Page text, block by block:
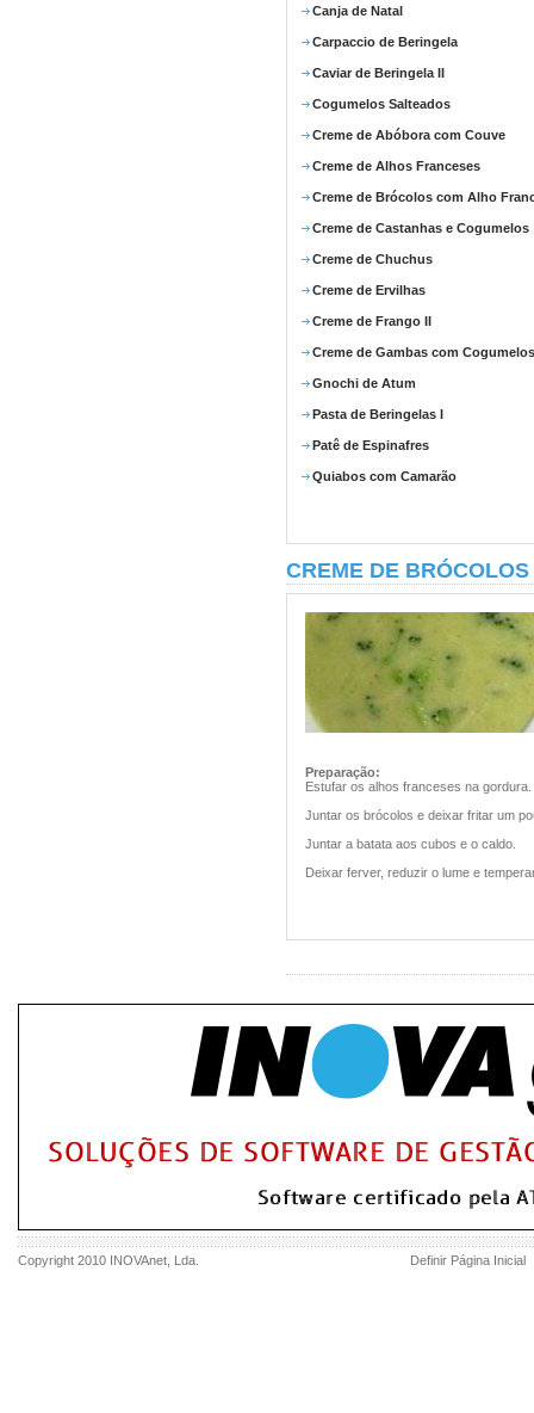
Canja de Natal
Carpaccio de Beringela
Caviar de Beringela II
Cogumelos Salteados
Creme de Abóbora com Couve
Creme de Alhos Franceses
Creme de Brócolos com Alho
Creme de Castanhas e Cogumelos
Creme de Chuchus
Creme de Ervilhas
Creme de Frango II
Creme de Gambas com Cogumelos
Gnochi de Atum
Pasta de Beringelas I
Patê de Espinafres
Quiabos com Camarão
CREME DE
Preparação:
Estufar os alhos franceses na gordura.
Juntar os brócolos e deixar fritar um
Juntar a batata aos cubos e o caldo.
Deixar ferver, reduzir o lume e
Copyright 2010 INOVAnet , Lda. Definir Página Inicial